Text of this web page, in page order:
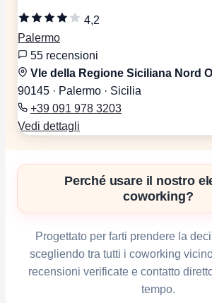
4,2
Palermo
55 recensioni
Vle della Regione Siciliana Nord
90145 · Palermo · Sicilia
+39 091 978 3203
Vedi dettagli
Perché usare il nostro
coworking?
Progettato per farti prendere la
scegliendo tra tutti i coworking
recensioni verificate e contatto
tempo.